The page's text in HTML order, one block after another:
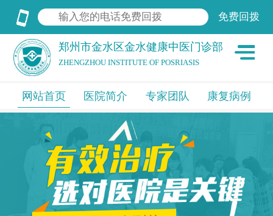
郑州市金水区金水健康中医门诊部
ZHENGZHOU INSTITUTE OF POSRIASIS
网站首页 医院简介 专家团队 康复病例